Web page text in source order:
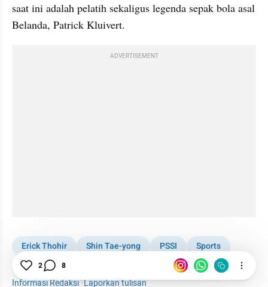
saat ini adalah pelatih sekaligus legenda sepak bola asal
Belanda, Patrick Kluivert.
ADVERTISEMENT
Erick Thohir Shin Tae-yong PSSI
Sports
Sepak Bola
Informasi Redaksi·Laporkan tulisan
2 8